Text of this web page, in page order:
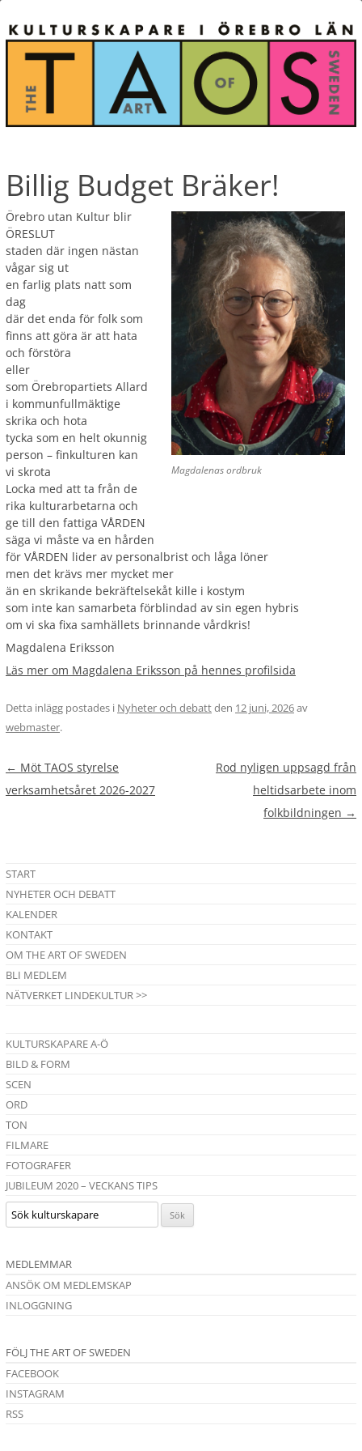
Billig Budget Bräker!
Magdalenas ordbruk
Örebro utan Kultur blir
ÖRESLUT
staden där ingen nästan
vågar sig ut
en farlig plats natt som
dag
där det enda för folk som
finns att göra är att hata
och förstöra
eller
som Örebropartiets Allard
i kommunfullmäktige
skrika och hota
tycka som en helt okunnig
person – finkulturen kan
vi skrota
Locka med att ta från de
rika kulturarbetarna och
ge till den fattiga VÅRDEN
säga vi måste va en hården
för VÅRDEN lider av personalbrist och låga löner
men det krävs mer mycket mer
än en skrikande bekräftelsekåt kille i kostym
som inte kan samarbeta förblindad av sin egen hybris
om vi ska fixa samhällets brinnande vårdkris!
Magdalena Eriksson
Läs mer om Magdalena Eriksson på hennes profilsida
Detta inlägg postades i Nyheter och debattden 12 juni, 2026av
webmaster.
Inläggsnavigering
← Möt TAOS styrelse
verksamhetsåret 2026-2027
Rod nyligen uppsagd från
heltidsarbete inom
folkbildningen →
START
NYHETER OCH DEBATT
KALENDER
KONTAKT
OM THE ART OF SWEDEN
BLI MEDLEM
NÄTVERKET LINDEKULTUR >>
KULTURSKAPARE A-Ö
BILD & FORM
SCEN
ORD
TON
FILMARE
FOTOGRAFER
JUBILEUM 2020 – VECKANS TIPS
MEDLEMMAR
ANSÖK OM MEDLEMSKAP
INLOGGNING
FÖLJ THE ART OF SWEDEN
FACEBOOK
INSTAGRAM
RSS